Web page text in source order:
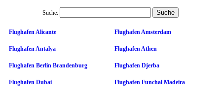
Suche:
Flughafen Alicante Flughafen Amsterdam
Flughafen Antalya Flughafen Athen
Flughafen Berlin Brandenburg Flughafen Djerba
Flughafen Dubai Flughafen Funchal Madeira